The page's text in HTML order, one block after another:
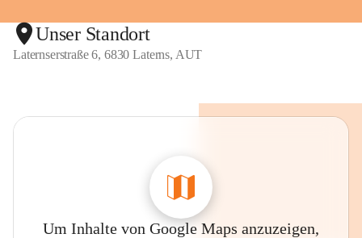
Unser Standort
Laternserstraße 6, 6830 Laterns, AUT
Um Inhalte von Google Maps anzuzeigen,